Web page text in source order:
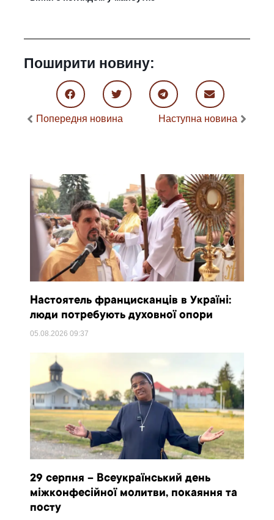
Поширити новину:
Попередня новина Наступна новина
Настоятель францисканців в Україні:
люди потребують духовної опори
05.08.202609:37
29 серпня – Всеукраїнський день
міжконфесійної молитви, покаяння та
посту